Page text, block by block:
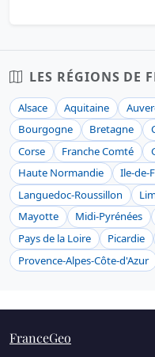
LES RÉGIONS DE
Alsace Aquitaine
Bourgogne
Bretagne
Corse
Franche Comté
Haute Normandie
Ile-de-
Languedoc-Roussillon
Mayotte
Midi-Pyrénées
Pays de la Loire
Picardie
Provence-Alpes-Côte-d'Azur
FranceGeo